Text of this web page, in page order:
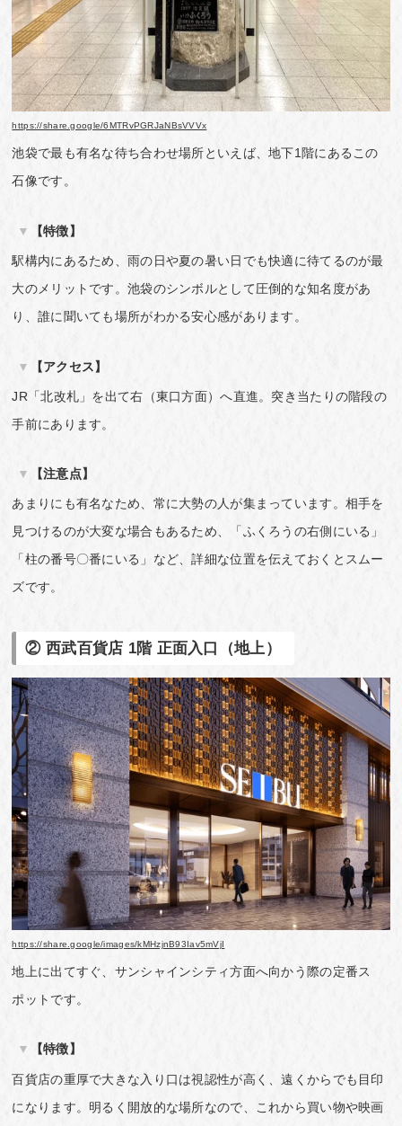
https://share.google/6MTRvPGRJaNBsVVVx
池袋で最も有名な待ち合わせ場所といえば、地下1階にあるこの
石像です。
【特徴】
駅構内にあるため、雨の日や夏の暑い日でも快適に待てるのが最
大のメリットです。池袋のシンボルとして圧倒的な知名度があ
り、誰に聞いても場所がわかる安心感があります。
【アクセス】
JR「北改札」を出て右（東口方面）へ直進。突き当たりの階段の
手前にあります。
【注意点】
あまりにも有名なため、常に大勢の人が集まっています。相手を
見つけるのが大変な場合もあるため、「ふくろうの右側にいる」
「柱の番号〇番にいる」など、詳細な位置を伝えておくとスムー
ズです。
② 西武百貨店 1階 正面入口（地上）
https://share.google/images/kMHzjnB93Iav5mVjI
地上に出てすぐ、サンシャインシティ方面へ向かう際の定番ス
ポットです。
【特徴】
百貨店の重厚で大きな入り口は視認性が高く、遠くからでも目印
になります。明るく開放的な場所なので、これから買い物や映画